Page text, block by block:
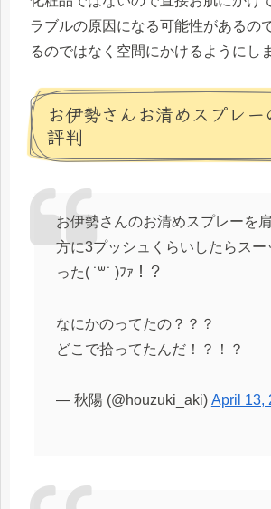
ラブルの原因になる可能性があるの
るのではなく空間にかけるようにし
お伊勢さんお清めスプレー
評判
お伊勢さんのお清めスプレーを
方に3プッシュくらいしたらスー
った( ˙꒳​˙ )ﾌｧ！？
なにかのってたの？？？
どこで拾ってたんだ！？！？
— 秋陽 (@houzuki_aki) April 13,